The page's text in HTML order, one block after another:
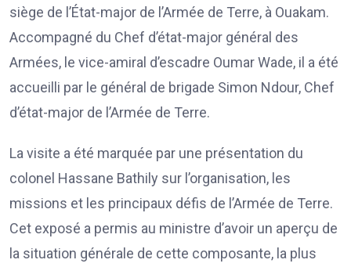
siège de l’État-major de l’Armée de Terre, à Ouakam.
Accompagné du Chef d’état-major général des
Armées, le vice-amiral d’escadre Oumar Wade, il a été
accueilli par le général de brigade Simon Ndour, Chef
d’état-major de l’Armée de Terre.
La visite a été marquée par une présentation du
colonel Hassane Bathily sur l’organisation, les
missions et les principaux défis de l’Armée de Terre.
Cet exposé a permis au ministre d’avoir un aperçu de
la situation générale de cette composante, la plus